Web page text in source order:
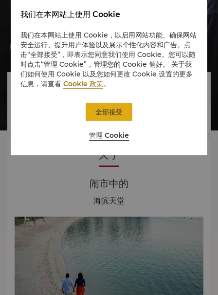
 
 
美食

体验
关于
闹市中的
海滨天堂
我们在本网站上使用 Cookie
我们在本网站上使用 Cookie，以启用网站功能、确保网站
安全运行、提升用户体验以及展示个性化内容和广告。点
击“全部接受”，即表示您同意我们使用 Cookie。您可以随
时点击“管理 Cookie”，管理您的 Cookie 偏好。 关于我
们如何使用 Cookie 以及您如何更改 Cookie 设置的更多
信息，请查看Cookie 政策。
管理 Cookie
全部接受